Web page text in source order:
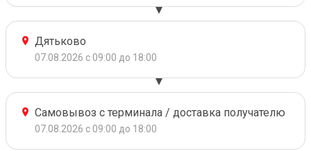
Дятьково
07.08.2026 с 09:00 до 18:00
Самовывоз с терминала / доставка получателю
07.08.2026 с 09:00 до 18:00